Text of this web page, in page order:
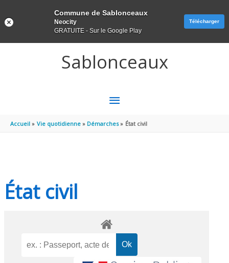
Sablonceaux
MENU
PRINCIPAL
Accueil Vie quotidienne Démarches État civil
État civil
Commune de Sablonceaux
Neocity
GRATUITE - Sur le Google Play
Télécharger